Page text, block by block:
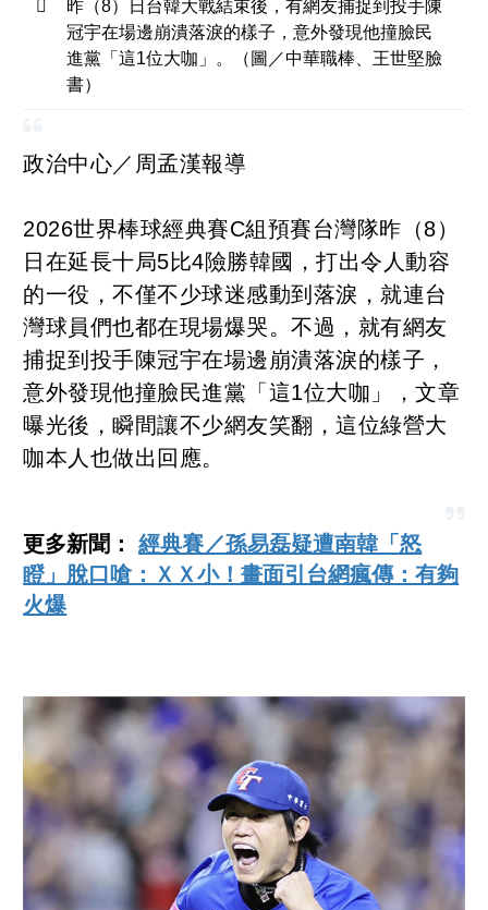
昨（8）日台韓大戰結束後，有網友捕捉到投手陳
冠宇在場邊崩潰落淚的樣子，意外發現他撞臉民
進黨「這1位大咖」。（圖／中華職棒、王世堅臉
書）
政治中心／周孟漢報導
2026世界棒球經典賽C組預賽台灣隊昨（8）
日在延長十局5比4險勝韓國，打出令人動容
的一役，不僅不少球迷感動到落淚，就連台
灣球員們也都在現場爆哭。不過，就有網友
捕捉到投手陳冠宇在場邊崩潰落淚的樣子，
意外發現他撞臉民進黨「這1位大咖」，文章
曝光後，瞬間讓不少網友笑翻，這位綠營大
咖本人也做出回應。
更多新聞：經典賽／孫易磊疑遭南韓「怒
瞪」脫口嗆：ＸＸ小！畫面引台網瘋傳：有夠
火爆